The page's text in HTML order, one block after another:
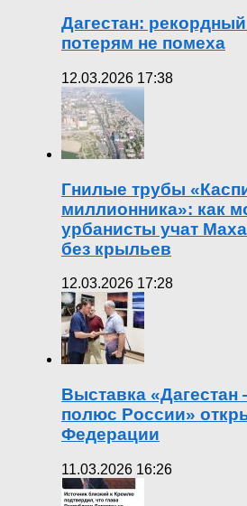
Дагестан:
потерям не помеха
12.03.2026 17:38
Гнилые трубы
миллионника»: как
урбанисты учат
без крыльев
12.03.2026 17:28
Выставка
полюс России»
Федерации
11.03.2026 16:26